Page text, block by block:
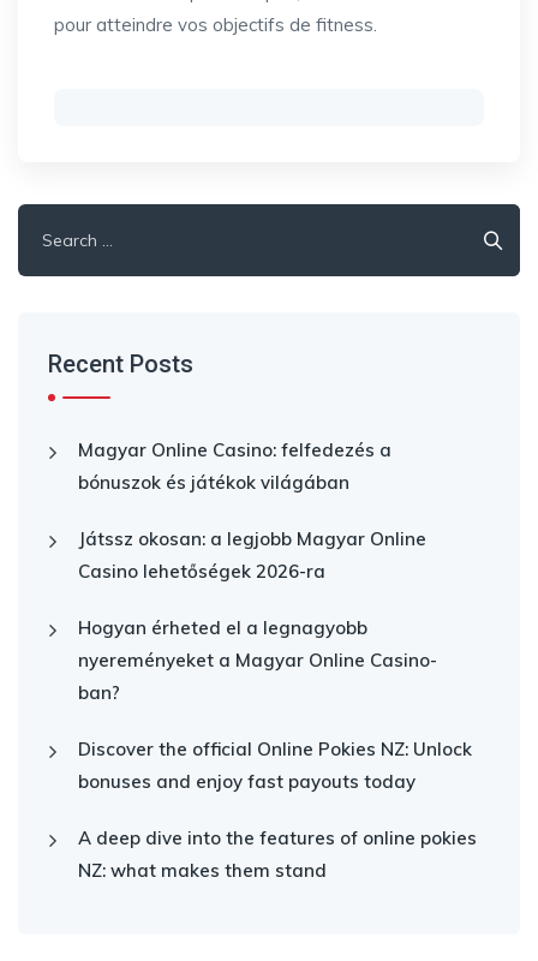
pour atteindre vos objectifs de fitness.
for:
Recent Posts
Magyar Online Casino: felfedezés a
bónuszok és játékok világában
Játssz okosan: a legjobb Magyar Online
Casino lehetőségek 2026-ra
Hogyan érheted el a legnagyobb
nyereményeket a Magyar Online Casino-
ban?
Discover the official Online Pokies NZ: Unlock
bonuses and enjoy fast payouts today
A deep dive into the features of online pokies
NZ: what makes them stand